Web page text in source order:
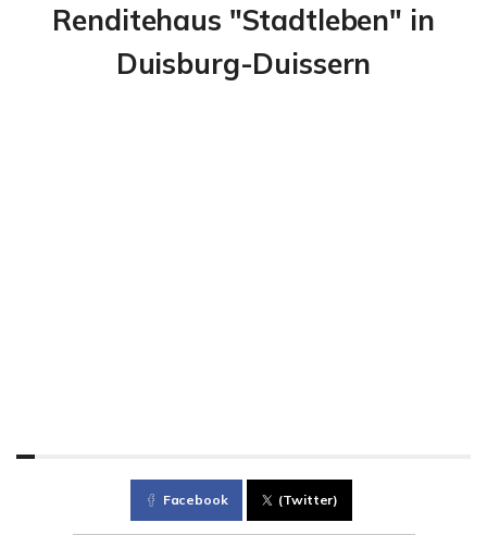
Renditehaus "Stadtleben" in
Duisburg-Duissern
Facebook (Twitter)